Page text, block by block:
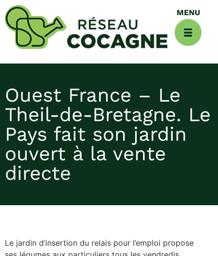
Ouest France – Le
Theil-de-Bretagne. Le
Pays fait son jardin
ouvert à la vente
directe
Le jardin d’insertion du relais pour l’emploi propose